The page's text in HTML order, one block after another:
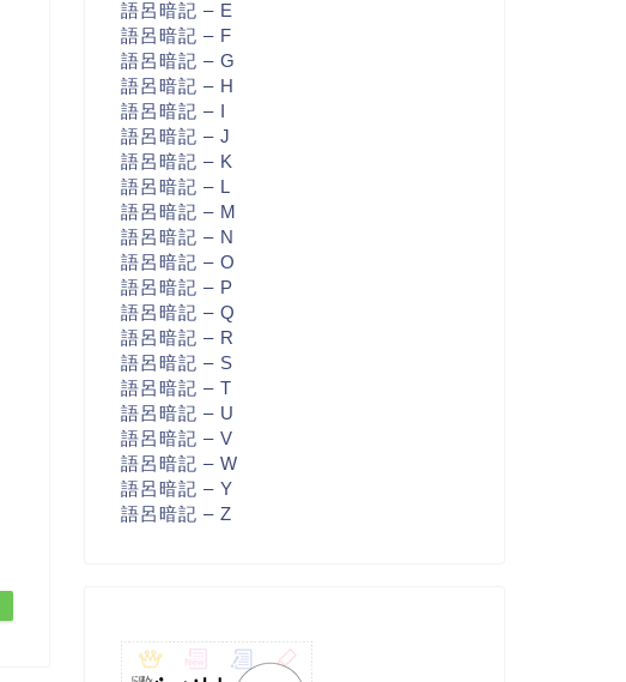
語呂暗記 – E
語呂暗記 – F
語呂暗記 – G
語呂暗記 – H
語呂暗記 – I
語呂暗記 – J
語呂暗記 – K
語呂暗記 – L
語呂暗記 – M
語呂暗記 – N
語呂暗記 – O
語呂暗記 – P
語呂暗記 – Q
語呂暗記 – R
語呂暗記 – S
語呂暗記 – T
語呂暗記 – U
語呂暗記 – V
語呂暗記 – W
語呂暗記 – Y
語呂暗記 – Z